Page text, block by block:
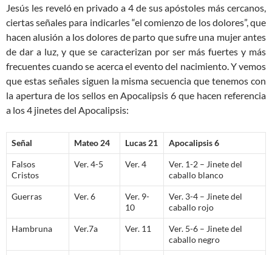
Jesús les reveló en privado a 4 de sus apóstoles más cercanos,
ciertas señales para indicarles “el comienzo de los dolores”, que
hacen alusión a los dolores de parto que sufre una mujer antes
de dar a luz, y que se caracterizan por ser más fuertes y más
frecuentes cuando se acerca el evento del nacimiento. Y vemos
que estas señales siguen la misma secuencia que tenemos con
la apertura de los sellos en Apocalipsis 6 que hacen referencia
a los 4 jinetes del Apocalipsis:
Señal Mateo 24 Lucas 21 Apocalipsis 6
Falsos
Cristos
Ver. 4-5 Ver. 4
Ver. 1-2 – Jinete del
caballo blanco
Guerras Ver. 6
Ver. 9-
10
Ver. 3-4 – Jinete del
caballo rojo
Hambruna Ver.7a Ver. 11
Ver. 5-6 – Jinete del
caballo negro